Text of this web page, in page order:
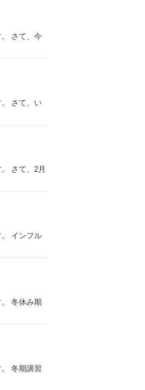
さて、今
さて、い
さて、2月
インフル
冬休み期
冬期講習